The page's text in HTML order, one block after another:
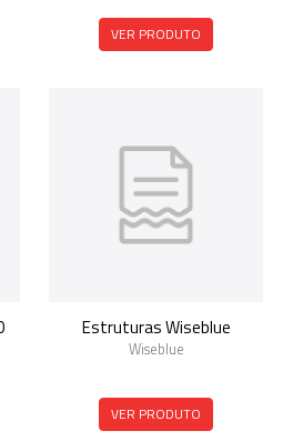
VER PRODUTO
Estruturas Wiseblue
Wiseblue
VER PRODUTO